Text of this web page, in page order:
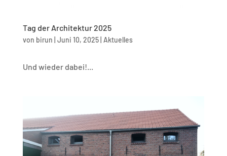
Tag der Architektur 2025
von birun Juni 10, 2025| Aktuelles
Und wieder dabei!...